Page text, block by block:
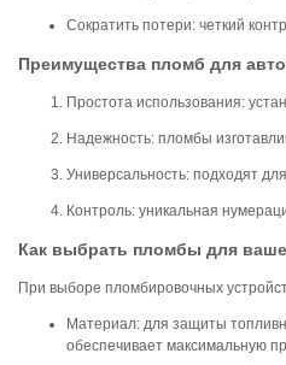
Сократить потери: четкий
Преимущества пломб для
Простота использования:
Надежность: пломбы
Универсальность: подходят
Контроль: уникальная
Как выбрать пломбы для
При выборе пломбировочных
Материал: для защиты
обеспечивает максимальную